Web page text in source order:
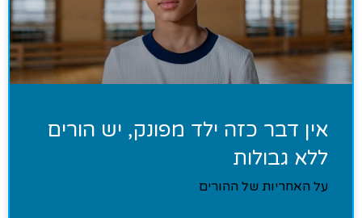
אין דבר כזה ילד מפונק, יש הורים
ללא גבולות
על האחריות של ההורים